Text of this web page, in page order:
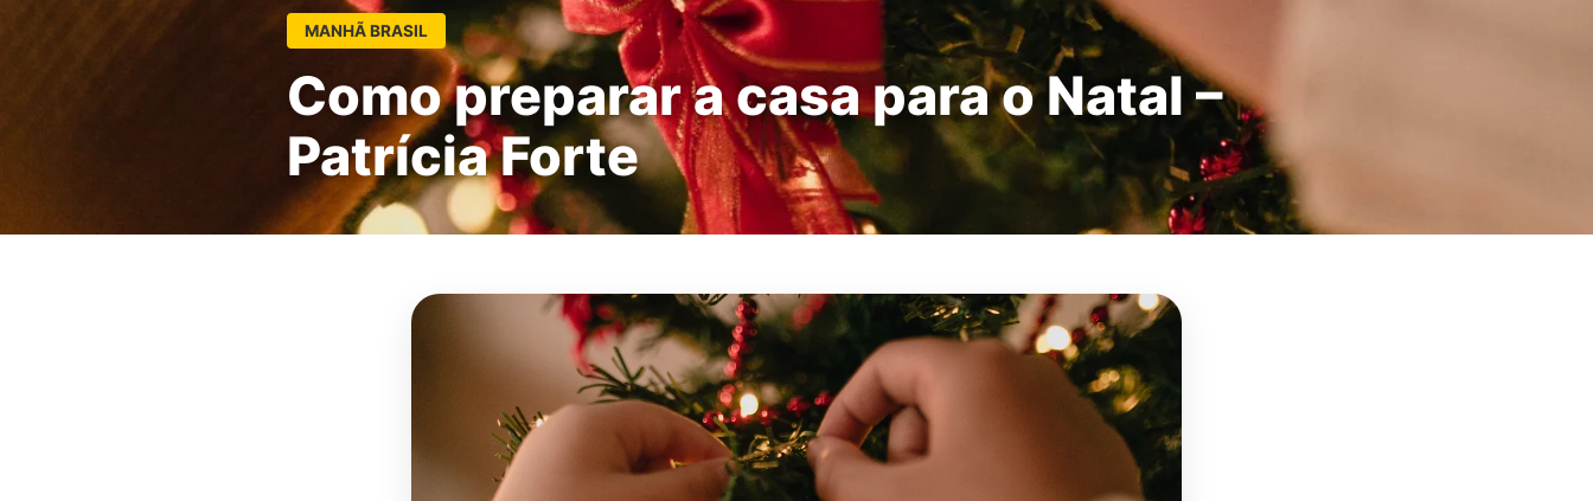
MANHÃ BRASIL
Como preparar a casa para o Natal –
Patrícia Forte